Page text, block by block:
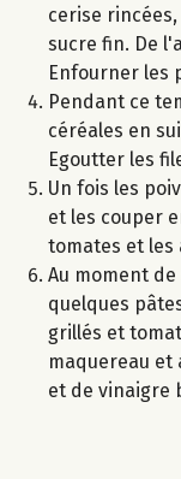
cerise
sucre fin. De
Enfourner les
Pendant ce
céréales en
Egoutter les
Un fois les
et les couper
tomates et les
Au moment
quelques
grillés et
maquereau
et de vinaigre